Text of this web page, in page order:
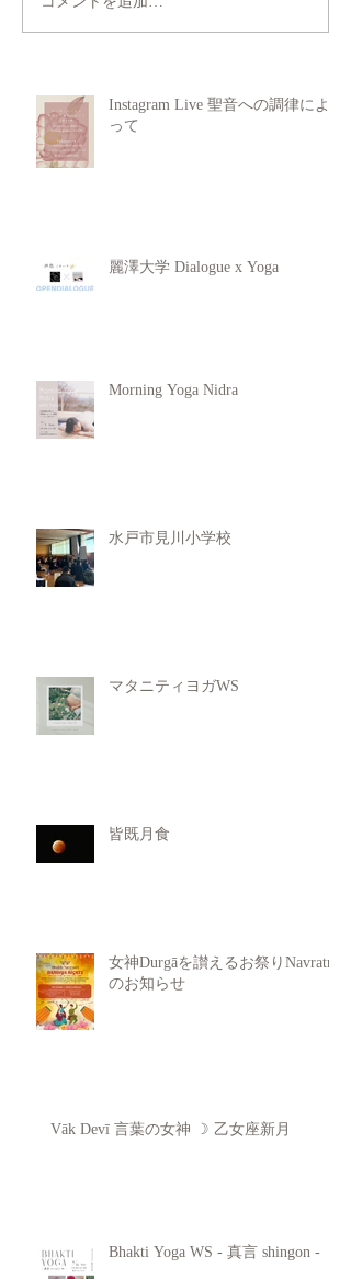
Instagram Live 聖音への調律によ
って
麗澤大学 Dialogue x Yoga
Morning Yoga Nidra
水戸市見川小学校
マタニティヨガWS
皆既月食
女神Durgāを讃えるお祭りNavratri
のお知らせ
Vāk Devī 言葉の女神 ☽ 乙女座新月
Bhakti Yoga WS - 真言 shingon -